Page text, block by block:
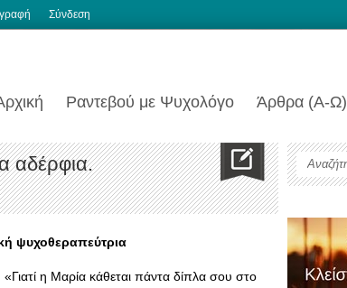
Σύνδεση
Ραντεβού με Ψυχολόγο Άρθρα (Α-Ω)
αδέρφια.
ψυχοθεραπεύτρια
η Μαρία κάθεται πάντα δίπλα σου στο